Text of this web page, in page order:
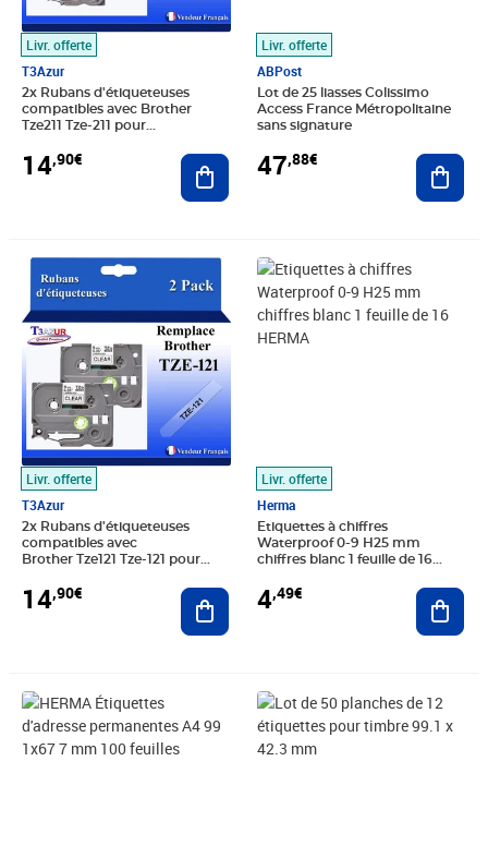
Livr. offerte
T3Azur
2x Rubans d'étiqueteuses
compatibles avec Brother
Tze211 Tze-211 pour
noir sur fond blanc - Largeur 6
mm x 8 mètres - T3AZUR
14,90€ Ajouter au panier
Livr. offerte
ABPost
Lot de 25 liasses Colissimo
Access France Métropolitaine
sans signature
47,88€
Livr. offerte
T3Azur
2x Rubans d'étiqueteuses
compatibles avec
Brother Tze121 Tze-121 pour
noir sur fOnd traîsparent -
Largeur 9 mm x 8 mètres -
14,90€ Ajouter au panier
Livr. offerte
Herma
Etiquettes à chiffres
Waterproof 0-9 H25 mm
chiffres blanc 1 feuille de 16
4,49€
Prix 4,49€
Prix 37,68€ Prix barré 16,63€
Prix 15,12€